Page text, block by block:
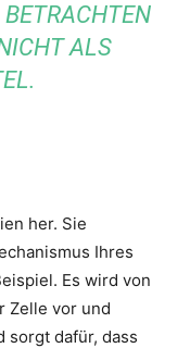
ALS
her. Sie
Ihres
Es wird von
Zelle vor und
sorgt dafür, dass